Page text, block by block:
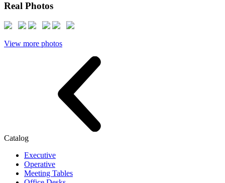
Real Photos
View more photos
Catalog
Executive
Operative
Meeting Tables